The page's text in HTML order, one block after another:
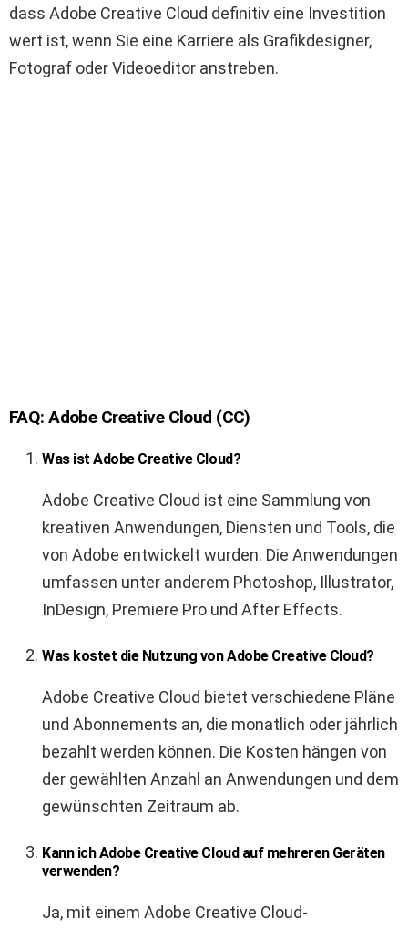
dass Adobe Creative Cloud definitiv eine Investition
wert ist, wenn Sie eine Karriere als Grafikdesigner,
Fotograf oder Videoeditor anstreben.
FAQ: Adobe Creative Cloud (CC)
Was ist Adobe Creative Cloud?
Adobe Creative Cloud ist eine Sammlung von
kreativen Anwendungen, Diensten und Tools, die
von Adobe entwickelt wurden. Die Anwendungen
umfassen unter anderem Photoshop, Illustrator,
InDesign, Premiere Pro und After Effects.
Was kostet die Nutzung von Adobe Creative Cloud?
Adobe Creative Cloud bietet verschiedene Pläne
und Abonnements an, die monatlich oder jährlich
bezahlt werden können. Die Kosten hängen von
der gewählten Anzahl an Anwendungen und dem
gewünschten Zeitraum ab.
Kann ich Adobe Creative Cloud auf mehreren Geräten
verwenden?
Ja, mit einem Adobe Creative Cloud-